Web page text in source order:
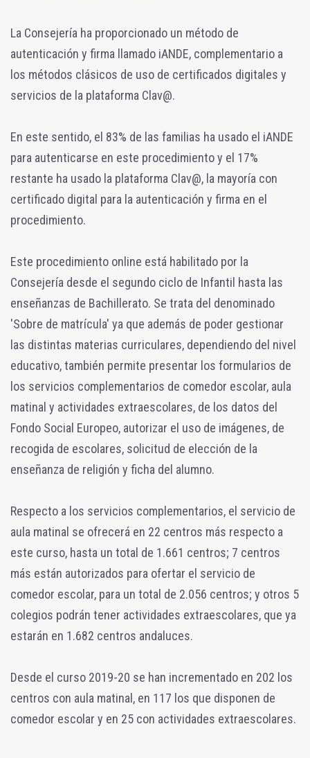
La Consejería ha proporcionado un método de
autenticación y firma llamado iANDE, complementario a
los métodos clásicos de uso de certificados digitales y
servicios de la plataforma Clav@.
En este sentido, el 83% de las familias ha usado el iANDE
para autenticarse en este procedimiento y el 17%
restante ha usado la plataforma Clav@, la mayoría con
certificado digital para la autenticación y firma en el
procedimiento.
Este procedimiento online está habilitado por la
Consejería desde el segundo ciclo de Infantil hasta las
enseñanzas de Bachillerato. Se trata del denominado
'Sobre de matrícula' ya que además de poder gestionar
las distintas materias curriculares, dependiendo del nivel
educativo, también permite presentar los formularios de
los servicios complementarios de comedor escolar, aula
matinal y actividades extraescolares, de los datos del
Fondo Social Europeo, autorizar el uso de imágenes, de
recogida de escolares, solicitud de elección de la
enseñanza de religión y ficha del alumno.
Respecto a los servicios complementarios, el servicio de
aula matinal se ofrecerá en 22 centros más respecto a
este curso, hasta un total de 1.661 centros; 7 centros
más están autorizados para ofertar el servicio de
comedor escolar, para un total de 2.056 centros; y otros 5
colegios podrán tener actividades extraescolares, que ya
estarán en 1.682 centros andaluces.
Desde el curso 2019-20 se han incrementado en 202 los
centros con aula matinal, en 117 los que disponen de
comedor escolar y en 25 con actividades extraescolares.